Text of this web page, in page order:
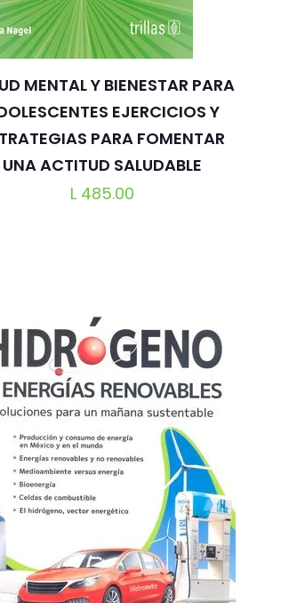
MENTAL Y BIENESTAR PARA
EJERCICIOS Y
PARA FOMENTAR
UNA ACTITUD SALUDABLE
L 485.00